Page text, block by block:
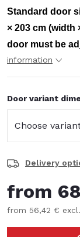
Standard door
× 203 cm (width
door must be
information
Door variant
Delivery
from
from 56,42 €